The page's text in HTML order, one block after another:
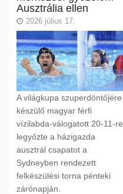
Ausztrália ellen
2026 július 17.
A világkupa szuperdöntőjére
készülő magyar férfi
vízilabda-válogatott 20-11-re
legyőzte a házigazda
ausztrál csapatot a
Sydneyben rendezett
felkészülési torna pénteki
zárónapján.